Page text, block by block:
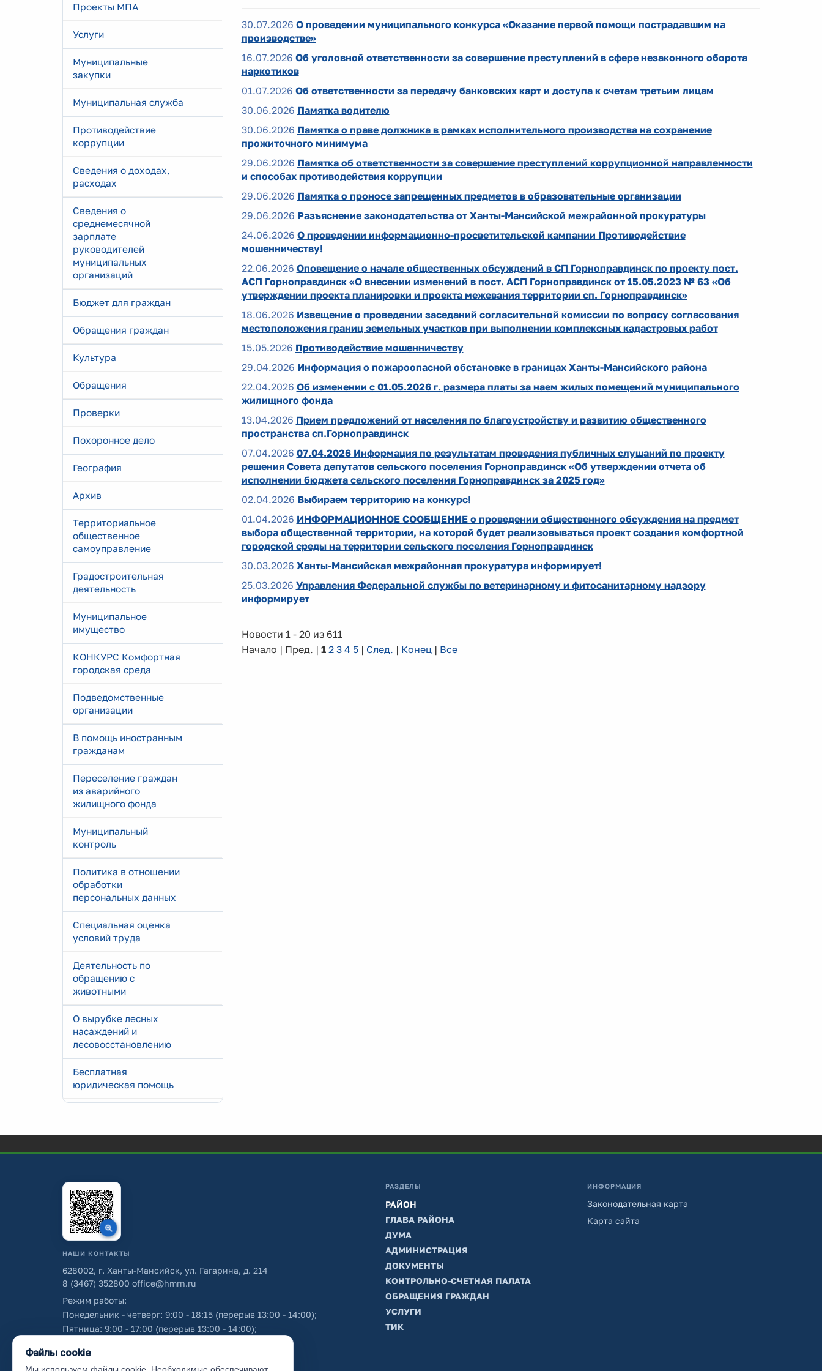
Проекты МПА
Услуги
Муниципальные
закупки
Муниципальная служба
Противодействие
коррупции
Сведения о доходах,
расходах
Сведения о
среднемесячной
зарплате
руководителей
муниципальных
организаций
Бюджет для граждан
Обращения граждан
Культура
Обращения
Проверки
Похоронное дело
География
Архив
Территориальное
общественное
самоуправление
Градостроительная
деятельность
Муниципальное
имущество
КОНКУРС Комфортная
городская среда
Подведомственные
организации
В помощь иностранным
гражданам
Переселение граждан
из аварийного
жилищного фонда
Муниципальный
контроль
Политика в отношении
обработки
персональных данных
Специальная оценка
условий труда
Деятельность по
обращению с
животными
О вырубке лесных
насаждений и
лесовосстановлению
Бесплатная
юридическая помощь
30.07.2026 О проведении муниципального конкурса «Оказание первой помощи пострадавшим на
производстве»
16.07.2026 Об уголовной ответственности за совершение преступлений в сфере незаконного оборота
наркотиков
01.07.2026 Об ответственности за передачу банковских карт и доступа к счетам третьим лицам
30.06.2026 Памятка водителю
30.06.2026 Памятка о праве должника в рамках исполнительного производства на сохранение
прожиточного минимума
29.06.2026 Памятка об ответственности за совершение преступлений коррупционной направленности
и способах противодействия коррупции
29.06.2026 Памятка о проносе запрещенных предметов в образовательные организации
29.06.2026 Разъяснение законодательства от Ханты-Мансийской межрайонной прокуратуры
24.06.2026 О проведении информационно-просветительской кампании Противодействие
мошенничеству!
22.06.2026 Оповещение о начале общественных обсуждений в СП Горноправдинск по проекту пост.
АСП Горноправдинск «О внесении изменений в пост. АСП Горноправдинск от 15.05.2023 № 63 «Об
утверждении проекта планировки и проекта межевания территории сп. Горноправдинск»
18.06.2026 Извещение о проведении заседаний согласительной комиссии по вопросу согласования
местоположения границ земельных участков при выполнении комплексных кадастровых работ
15.05.2026 Противодействие мошенничеству
29.04.2026 Информация о пожароопасной обстановке в границах Ханты-Мансийского района
22.04.2026 Об изменении с 01.05.2026 г. размера платы за наем жилых помещений муниципального
жилищного фонда
13.04.2026 Прием предложений от населения по благоустройству и развитию общественного
пространства сп.Горноправдинск
07.04.2026 07.04.2026 Информация по результатам проведения публичных слушаний по проекту
решения Совета депутатов сельского поселения Горноправдинск «Об утверждении отчета об
исполнении бюджета сельского поселения Горноправдинск за 2025 год»
02.04.2026 Выбираем территорию на конкурс!
01.04.2026 ИНФОРМАЦИОННОЕ СООБЩЕНИЕ о проведении общественного обсуждения на предмет
выбора общественной территории, на которой будет реализовываться проект создания комфортной
городской среды на территории сельского поселения Горноправдинск
30.03.2026 Ханты-Мансийская межрайонная прокуратура информирует!
25.03.2026 Управления Федеральной службы по ветеринарному и фитосанитарному надзору
информирует
Новости 1 - 20 из 611
Начало | Пред. | 1 2 3 4 5| След. | Конец | Все
НАШИ КОНТАКТЫ
628002, г. Ханты-Мансийск, ул. Гагарина, д. 214
8 (3467) 352800 office@hmrn.ru
Режим работы:
Понедельник - четверг: 9:00 - 18:15 (перерыв 13:00 - 14:00);
Пятница: 9:00 - 17:00 (перерыв 13:00 - 14:00);
РАЗДЕЛЫ
РАЙОН
ГЛАВА РАЙОНА
ДУМА
АДМИНИСТРАЦИЯ
ДОКУМЕНТЫ
КОНТРОЛЬНО-СЧЕТНАЯ ПАЛАТА
ОБРАЩЕНИЯ ГРАЖДАН
УСЛУГИ
ТИК
ИНФОРМАЦИЯ
Законодательная карта
Карта сайта
Файлы cookie